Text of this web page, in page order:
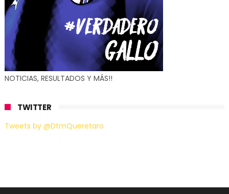
NOTICIAS, RESULTADOS Y MÁS!!
TWITTER
Tweets by @DtmQueretaro